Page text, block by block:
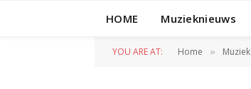
HOME Muzieknieuws
YOU ARE AT: Home » Muziek